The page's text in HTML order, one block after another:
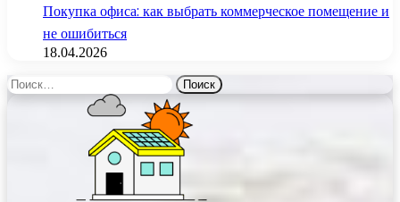
Покупка офиса: как выбрать коммерческое помещение и
не ошибиться
18.04.2026
Найти: